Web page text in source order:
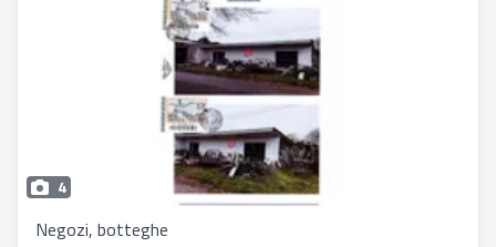
4
Negozi, botteghe